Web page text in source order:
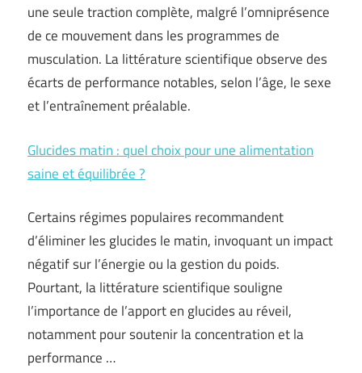
une seule traction complète, malgré l’omniprésence
de ce mouvement dans les programmes de
musculation. La littérature scientifique observe des
écarts de performance notables, selon l’âge, le sexe
et l’entraînement préalable.
Glucides matin : quel choix pour une alimentation
saine et équilibrée ?
Certains régimes populaires recommandent
d’éliminer les glucides le matin, invoquant un impact
négatif sur l’énergie ou la gestion du poids.
Pourtant, la littérature scientifique souligne
l’importance de l’apport en glucides au réveil,
notamment pour soutenir la concentration et la
performance …